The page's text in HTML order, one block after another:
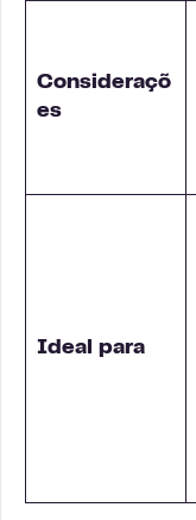
Consideraçõ
es
Ideal para